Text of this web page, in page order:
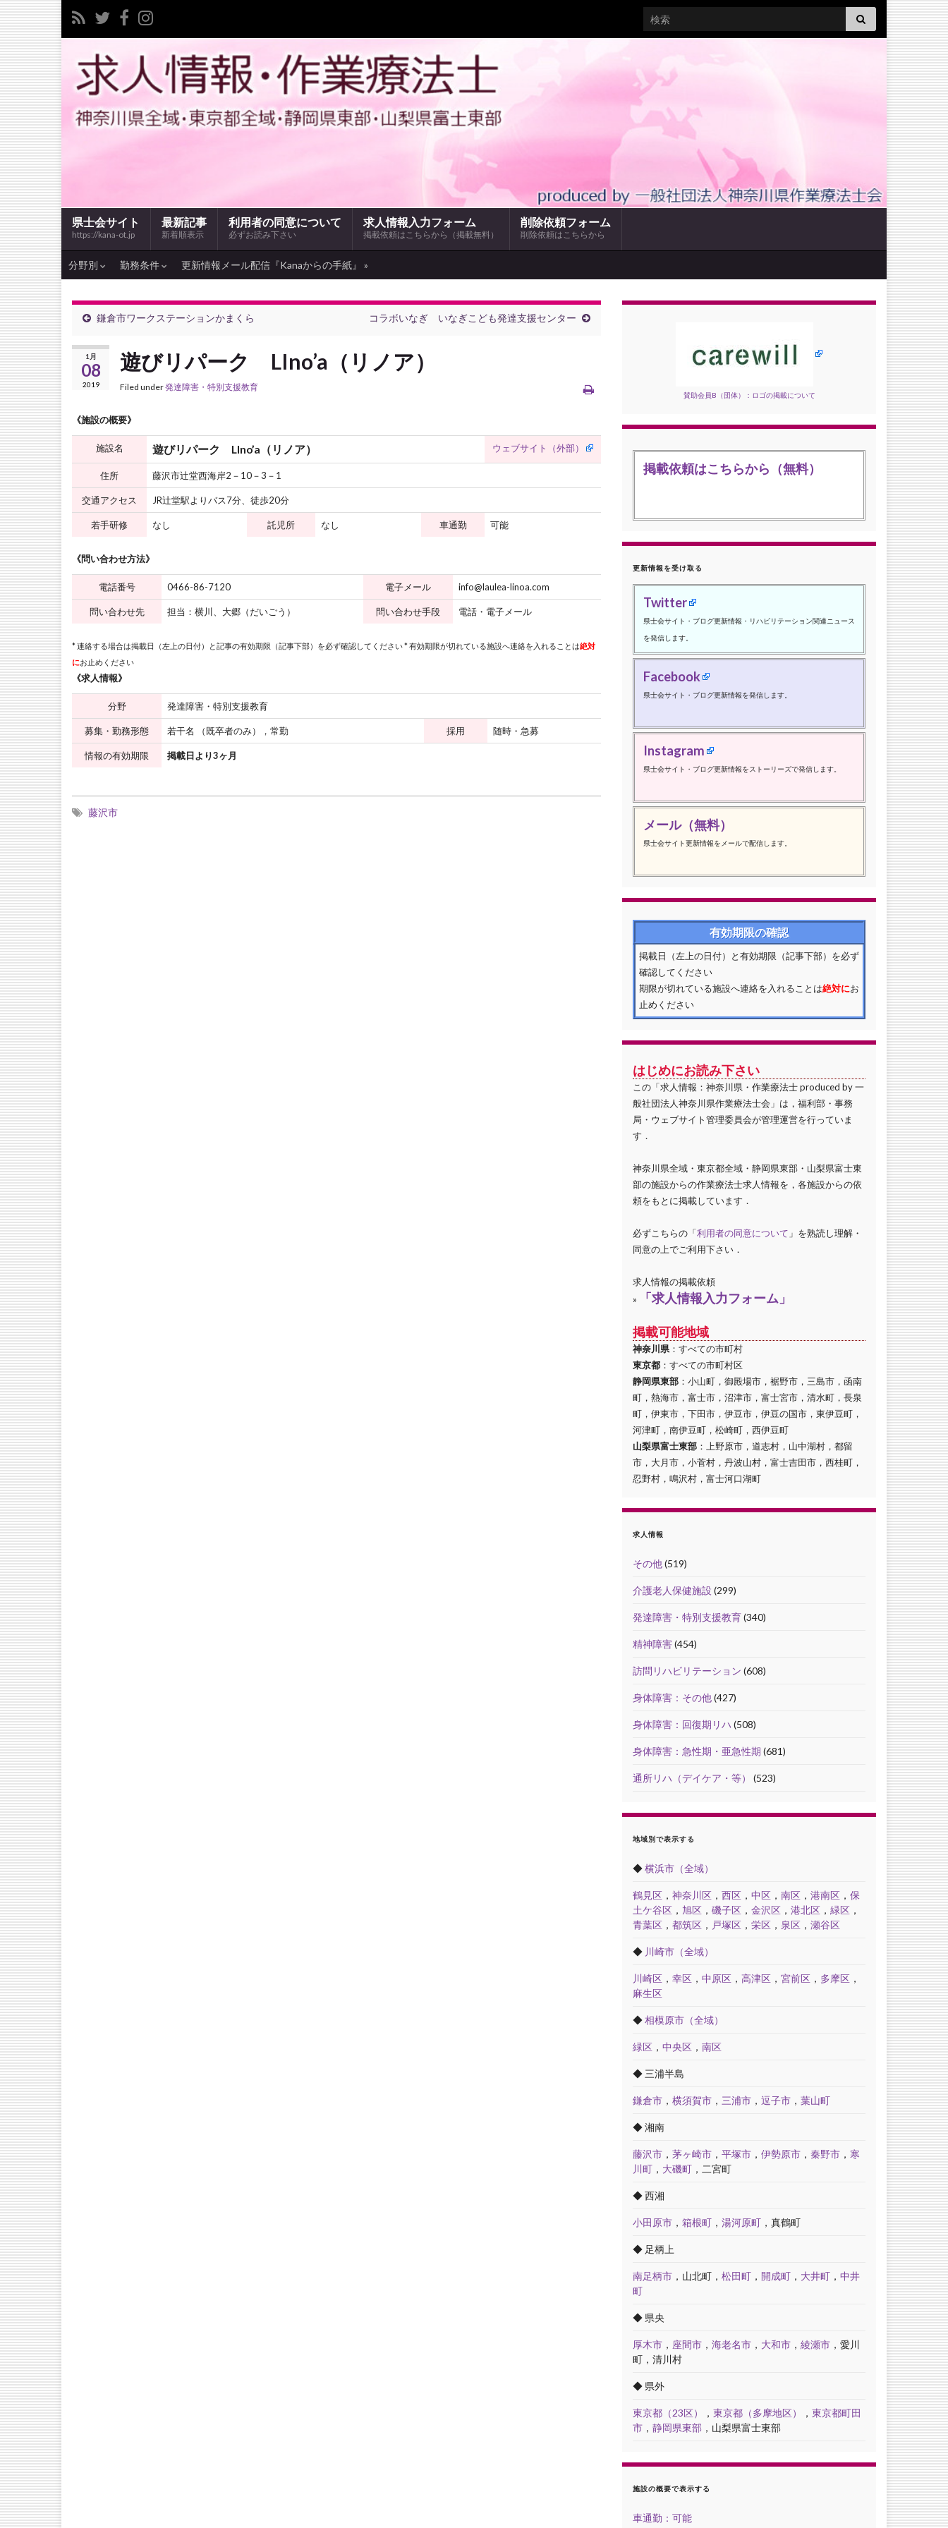
Search for:
県士会サイト
https://kana-ot.jp
最新記事
新着順表示
利用者の同意について
必ずお読み下さい
求人情報入力フォーム
掲載依頼はこちらから（掲載無料）
削除依頼フォーム
削除依頼はこちらから
分野別 勤務条件 更新情報メール配信『Kanaからの手紙』 »
鎌倉市ワークステーションかまくら コラボいなぎ いなぎこども発達支援センター
1月
08
2019
遊びリパーク LIno’a（リノア）
Filed under発達障害・特別支援教育
《施設の概要》
施設名 遊びリパーク LIno’a（リノア） ウェブサイト（外部）
住所 藤沢市辻堂西海岸2－10－3－1
交通アクセス JR辻堂駅よりバス7分、徒歩20分
若手研修 なし 託児所 なし 車通勤 可能
《問い合わせ方法》
電話番号 0466-86-7120 電子メール info@laulea-linoa.com
問い合わせ先 担当：横川、大郷（だいごう） 問い合わせ手段 電話・電子メール
* 連絡する場合は掲載日（左上の日付）と記事の有効期限（記事下部）を必ず確認してください * 有効期限が切れている施設へ連絡を入れることは絶対
にお止めください
《求人情報》
分野 発達障害・特別支援教育
募集・勤務形態 若干名 （既卒者のみ），常勤 採用 随時・急募
情報の有効期限 掲載日より3ヶ月
藤沢市
賛助会員B（団体）：ロゴの掲載について
掲載依頼はこちらから（無料）
更新情報を受け取る
Twitter
県士会サイト・ブログ更新情報・リハビリテーション関連ニュース
を発信します。
Facebook
県士会サイト・ブログ更新情報を発信します。
Instagram
県士会サイト・ブログ更新情報をストーリーズで発信します。
メール（無料）
県士会サイト更新情報をメールで配信します。
有効期限の確認
掲載日（左上の日付）と有効期限（記事下部）を必ず
確認してください
期限が切れている施設へ連絡を入れることは絶対にお
止めください
はじめにお読み下さい
この「求人情報：神奈川県・作業療法士 produced by 一
般社団法人神奈川県作業療法士会」は，福利部・事務
局・ウェブサイト管理委員会が管理運営を行っていま
す．
神奈川県全域・東京都全域・静岡県東部・山梨県富士東
部の施設からの作業療法士求人情報を，各施設からの依
頼をもとに掲載しています．
必ずこちらの「利用者の同意について 」を熟読し理解・
同意の上でご利用下さい．
求人情報の掲載依頼
»
「求人情報入力フォーム」
掲載可能地域
神奈川県 ：すべての市町村
東京都 ：すべての市町村区
静岡県東部 ：小山町，御殿場市，裾野市，三島市，函南
町，熱海市，富士市，沼津市，富士宮市，清水町，長泉
町，伊東市，下田市，伊豆市，伊豆の国市，東伊豆町，
河津町，南伊豆町，松崎町，西伊豆町
山梨県富士東部 ：上野原市，道志村，山中湖村，都留
市，大月市，小菅村，丹波山村，富士吉田市，西桂町，
忍野村，鳴沢村，富士河口湖町
求人情報
その他(519)
介護老人保健施設 (299)
発達障害・特別支援教育(340)
精神障害(454)
訪問リハビリテーション (608)
身体障害：その他(427)
身体障害：回復期リハ (508)
身体障害：急性期・亜急性期 (681)
通所リハ（デイケア・等） (523)
地域別で表示する
◆横浜市（全域）
鶴見区 ， 神奈川区 ， 西区 ， 中区 ， 南区 ， 港南区 ， 保
土ケ谷区 ， 旭区 ， 磯子区 ， 金沢区 ， 港北区 ， 緑区 ，
青葉区 ， 都筑区 ， 戸塚区 ， 栄区 ， 泉区 ， 瀬谷区
◆ 川崎市（全域）
川崎区 ， 幸区 ， 中原区 ， 高津区 ， 宮前区 ， 多摩区 ，
麻生区
◆相模原市（全域）
緑区 ， 中央区 ， 南区
◆ 三浦半島
鎌倉市 ， 横須賀市 ， 三浦市 ， 逗子市 ， 葉山町
◆ 湘南
藤沢市 ， 茅ヶ崎市 ， 平塚市 ， 伊勢原市 ， 秦野市 ， 寒
川町 ， 大磯町 ，二宮町
◆ 西湘
小田原市 ， 箱根町 ， 湯河原町 ，真鶴町
◆ 足柄上
南足柄市 ，山北町， 松田町 ， 開成町 ， 大井町 ， 中井
町
◆ 県央
厚木市 ， 座間市 ， 海老名市 ， 大和市 ， 綾瀬市 ，愛川
町，清川村
◆ 県外
東京都（23区） ， 東京都（多摩地区） ， 東京都町田
市 ， 静岡県東部 ，山梨県富士東部
施設の概要で表示する
車通勤：可能